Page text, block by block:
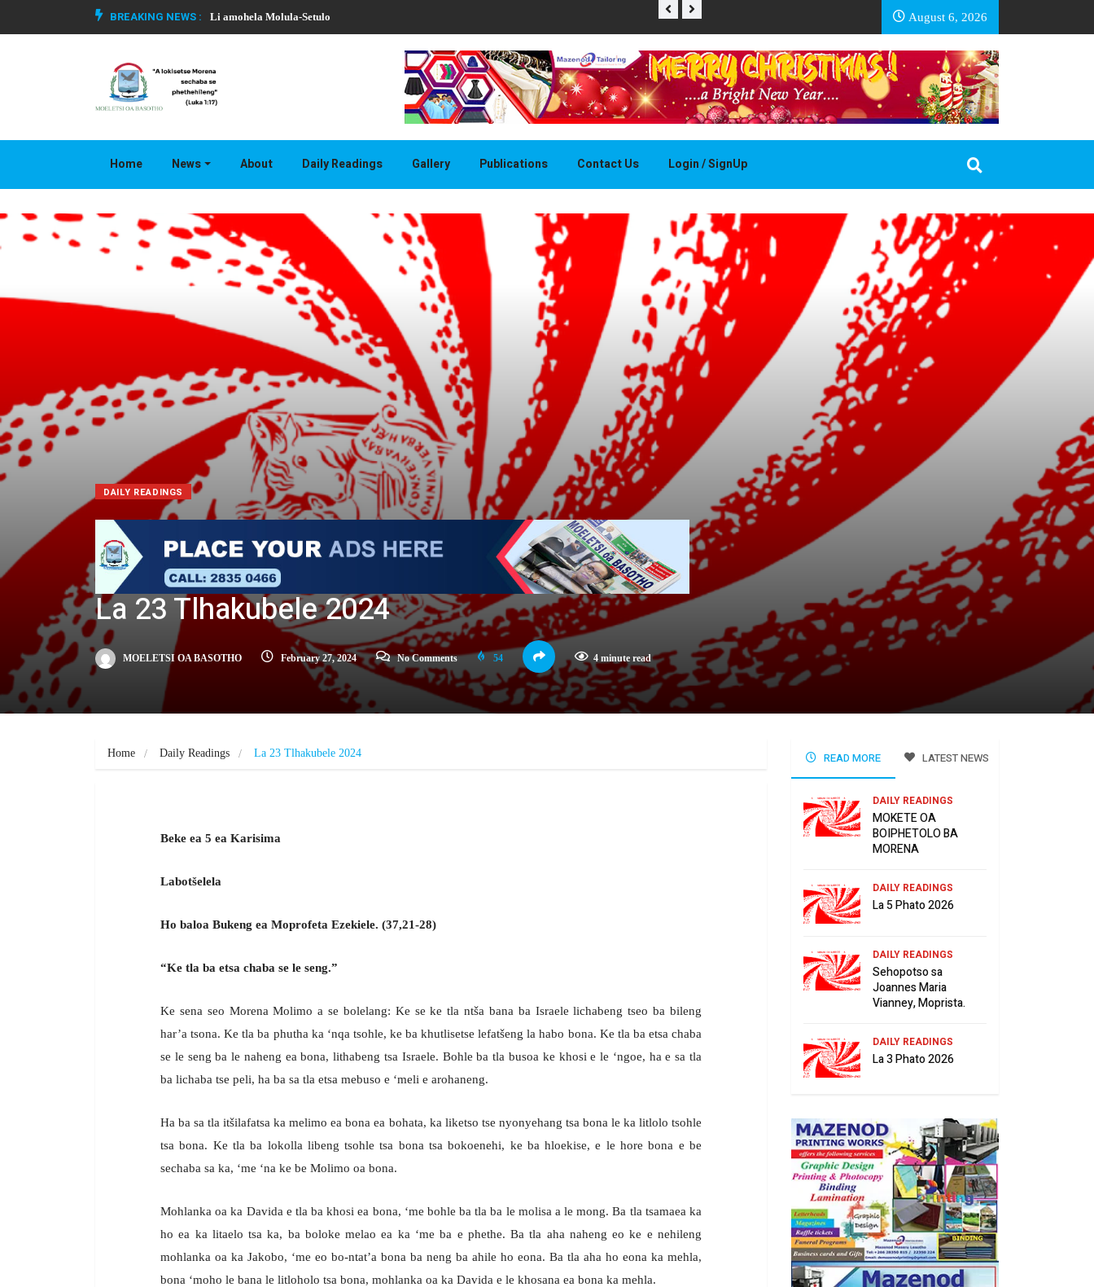
BREAKING NEWS : Li amohela Molula-Setulo THAPELO EA BASOTHO August 6, 2026
Home News About Daily Readings Gallery Publications Contact Us Login / SignUp
DAILY READINGS
La 23 Tlhakubele 2024
MOELETSI OA BASOTHO February 27, 2024 No Comments 54 4 minute read
Home Daily Readings La 23 Tlhakubele 2024
Beke ea 5 ea Karisima
Labotšelela
Ho baloa Bukeng ea Moprofeta Ezekiele. (37,21-28)
“Ke tla ba etsa chaba se le seng.”
Ke sena seo Morena Molimo a se bolelang: Ke se ke tla ntša bana ba Israele lichabeng tseo ba bileng
har’a tsona. Ke tla ba phutha ka ‘nqa tsohle, ke ba khutlisetse lefatšeng la habo bona. Ke tla ba etsa chaba
se le seng ba le naheng ea bona, lithabeng tsa Israele. Bohle ba tla busoa ke khosi e le ‘ngoe, ha e sa tla
ba lichaba tse peli, ha ba sa tla etsa mebuso e ‘meli e arohaneng.
Ha ba sa tla itšilafatsa ka melimo ea bona ea bohata, ka liketso tse nyonyehang tsa bona le ka litlolo tsohle
tsa bona. Ke tla ba lokolla libeng tsohle tsa bona tsa bokoenehi, ke ba hloekise, e le hore bona e be
sechaba sa ka, ‘me ‘na ke be Molimo oa bona.
Mohlanka oa ka Davida e tla ba khosi ea bona, ‘me bohle ba tla ba le molisa a le mong. Ba tla tsamaea ka
ho ea ka litaelo tsa ka, ba boloke melao ea ka ‘me ba e phethe. Ba tla aha naheng eo ke e nehileng
mohlanka oa ka Jakobo, ‘me eo bo-ntat’a bona ba neng ba ahile ho eona. Ba tla aha ho eona ka mehla,
bona ‘moho le bana le litloholo tsa bona, mohlanka oa ka Davida e le khosana ea bona ka mehla.
READ MORE LATEST NEWS
DAILY READINGS
MOKETE OA
BOIPHETOLO BA
MORENA
DAILY READINGS
La 5 Phato 2026
DAILY READINGS
Sehopotso sa
Joannes Maria
Vianney, Moprista.
DAILY READINGS
La 3 Phato 2026